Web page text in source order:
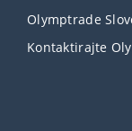
Olymptrade
Kontaktirajte